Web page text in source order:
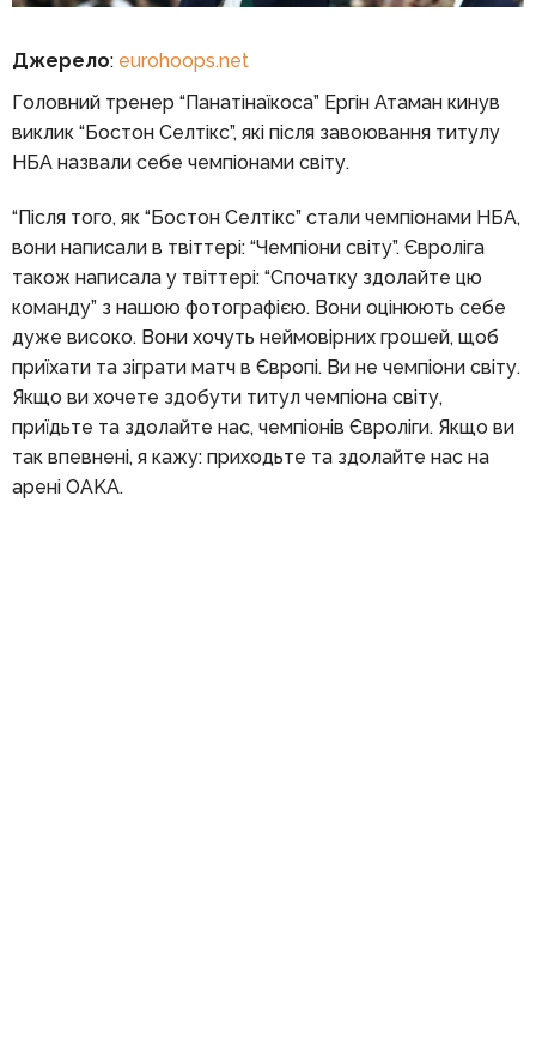
Джерело: eurohoops.net
Головний тренер “Панатінаїкоса” Ергін Атаман кинув
виклик “Бостон Селтікс”, які після завоювання титулу
НБА назвали себе чемпіонами світу.
“Після того, як “Бостон Селтікс” стали чемпіонами НБА,
вони написали в твіттері: “Чемпіони світу”. Євроліга
також написала у твіттері: “Спочатку здолайте цю
команду” з нашою фотографією. Вони оцінюють себе
дуже високо. Вони хочуть неймовірних грошей, щоб
приїхати та зіграти матч в Європі. Ви не чемпіони світу.
Якщо ви хочете здобути титул чемпіона світу,
приїдьте та здолайте нас, чемпіонів Євроліги. Якщо ви
так впевнені, я кажу: приходьте та здолайте нас на
арені OAKA.